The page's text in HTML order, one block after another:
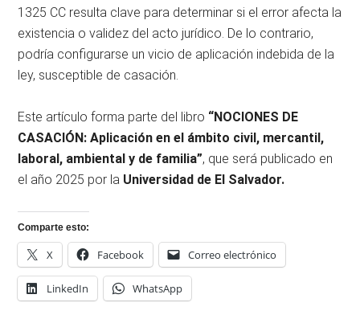
1325 CC resulta clave para determinar si el error afecta la
existencia o validez del acto jurídico. De lo contrario,
podría configurarse un vicio de aplicación indebida de la
ley, susceptible de casación.
Este artículo forma parte del libro “NOCIONES DE
CASACIÓN: Aplicación en el ámbito civil, mercantil,
laboral, ambiental y de familia”, que será publicado en
el año 2025 por la Universidad de El Salvador.
Comparte esto:
X Facebook Correo electrónico
LinkedIn WhatsApp